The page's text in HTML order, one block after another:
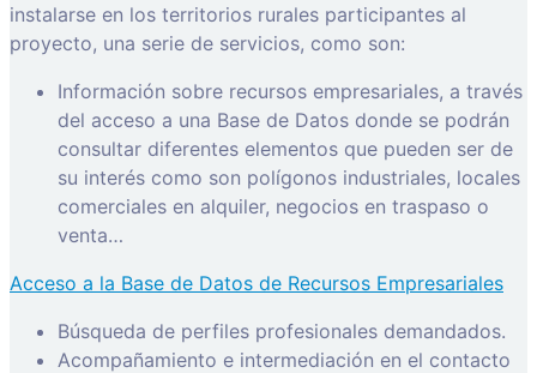
instalarse en los territorios rurales participantes al
proyecto, una serie de servicios, como son:
Información sobre recursos empresariales, a través
del acceso a una Base de Datos donde se podrán
consultar diferentes elementos que pueden ser de
su interés como son polígonos industriales, locales
comerciales en alquiler, negocios en traspaso o
venta…
Acceso a la Base de Datos de Recursos Empresariales
Búsqueda de perfiles profesionales demandados.
Acompañamiento e intermediación en el contacto